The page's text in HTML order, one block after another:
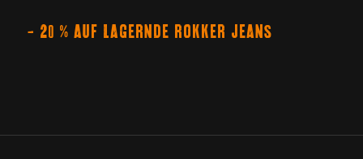
– 20 % AUF LAGERNDE ROKKER JEANS